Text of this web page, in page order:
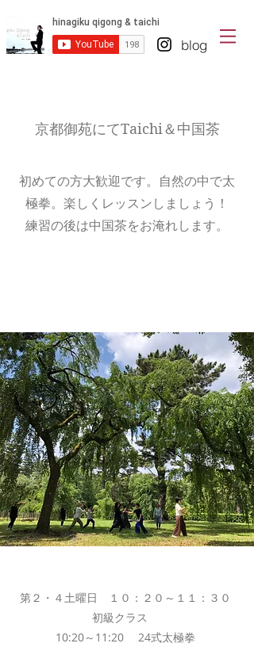
blog
京都御苑にてTaichi＆中国茶​
初めての方大歓迎です。自然の中で太
極拳。楽しくレッスンしましょう！
​練習の後は中国茶をお淹れします。​
ミッション
第２・４土曜日 １０：２０～１１：３０
初級クラス
10:20～11:20 24式太極拳